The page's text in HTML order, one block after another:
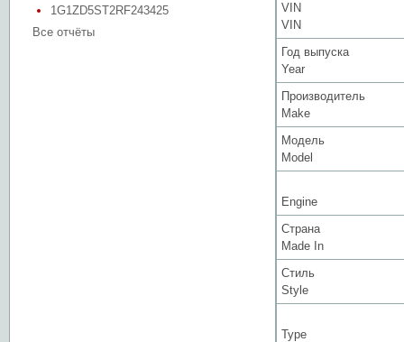
1G1ZD5ST2RF243425
Все отчёты
VIN
VIN
Год выпуска
Year
Производитель
Make
Модель
Model
Engine
Страна
Made In
Стиль
Style
Type